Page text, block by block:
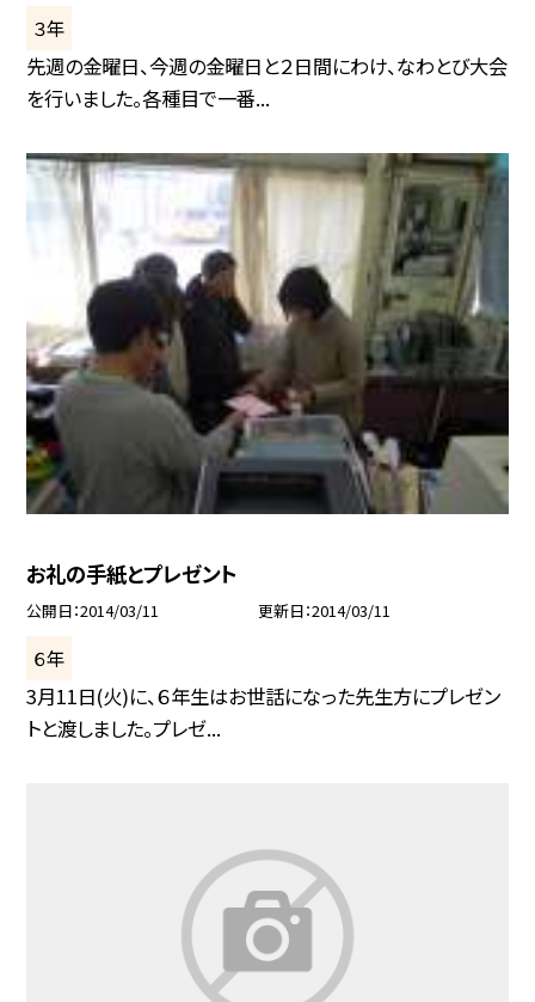
３年
先週の金曜日、今週の金曜日と２日間にわけ、なわとび大会
を行いました。各種目で一番...
お礼の手紙とプレゼント
公開日 2014/03/11 更新日 2014/03/11
６年
3月11日(火)に、６年生はお世話になった先生方にプレゼン
トと渡しました。プレゼ...